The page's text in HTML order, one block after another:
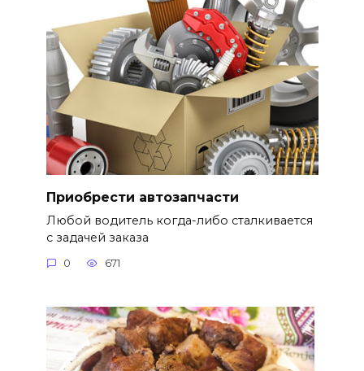
Приобрести автозапчасти
Любой водитель когда-либо сталкивается
с задачей заказа
0 671